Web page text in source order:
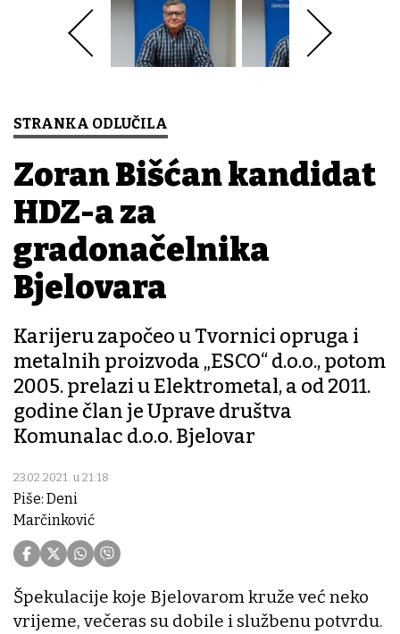
STRANKA ODLUČILA
Zoran Bišćan kandidat
HDZ-a za
gradonačelnika
Bjelovara
Karijeru započeo u Tvornici opruga i
metalnih proizvoda „ESCO“ d.o.o., potom
2005. prelazi u Elektrometal, a od 2011.
godine član je Uprave društva
Komunalac d.o.o. Bjelovar
23.02.2021. u 21:18
Piše: Deni
Marčinković
Špekulacije koje Bjelovarom kruže već neko
vrijeme, večeras su dobile i službenu potvrdu.